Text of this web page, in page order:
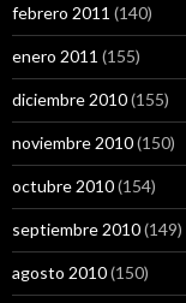
febrero 2011 (140)
enero 2011 (155)
diciembre 2010(155)
noviembre 2010(150)
octubre 2010(154)
septiembre 2010(149)
agosto 2010(150)